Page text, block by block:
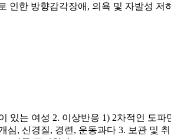
한 방향감각장애, 의욕 및 자발성 저
있는 여성 2. 이상반응 1) 2차적인 도
, 신경질, 경련, 운동과다 3. 보관 및